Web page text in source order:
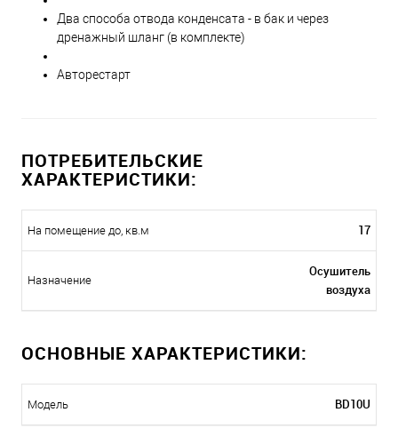
Два способа отвода конденсата - в бак и через
дренажный шланг (в комплекте)
Авторестарт
ПОТРЕБИТЕЛЬСКИЕ
ХАРАКТЕРИСТИКИ:
На помещение до, кв.м 17
Назначение
Осушитель
воздуха
ОСНОВНЫЕ ХАРАКТЕРИСТИКИ:
Модель BD10U